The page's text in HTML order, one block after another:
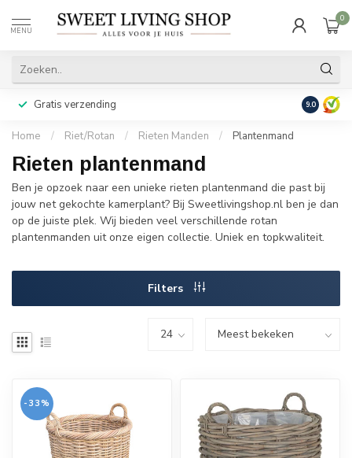
MENU
0
Gratis verzending Achteraf
9.0
Home / Riet/Rotan / Rieten Manden / Plantenmand
Rieten plantenmand
Ben je opzoek naar een unieke rieten plantenmand die past bij
jouw net gekochte kamerplant? Bij Sweetlivingshop.nl ben je dan
op de juiste plek. Wij bieden veel verschillende rotan
plantenmanden uit onze eigen collectie. Uniek en topkwaliteit.
Filters
-33%